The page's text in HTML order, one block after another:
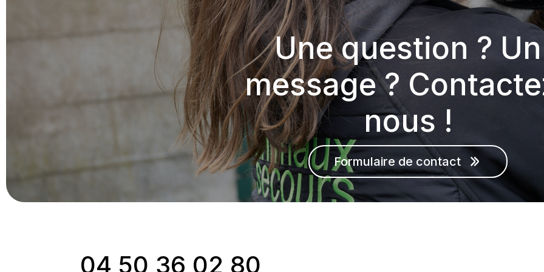
Une question ? Un
message ?
nous !
Formulaire de contact
04 50 36 02 80